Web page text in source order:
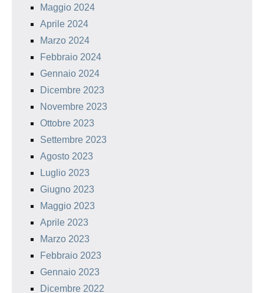
Maggio 2024
Aprile 2024
Marzo 2024
Febbraio 2024
Gennaio 2024
Dicembre 2023
Novembre 2023
Ottobre 2023
Settembre 2023
Agosto 2023
Luglio 2023
Giugno 2023
Maggio 2023
Aprile 2023
Marzo 2023
Febbraio 2023
Gennaio 2023
Dicembre 2022